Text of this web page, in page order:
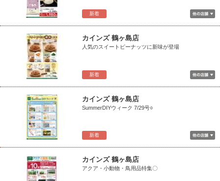
新着
新着
カインズ 鶴ヶ島店
人気のスイートピーナッツに新味が登場
新着
カインズ 鶴ヶ島店
SummerDIYウィーク 7/29号○
カインズ 鶴ヶ島店
アクア・小動物・鳥用品特集〇